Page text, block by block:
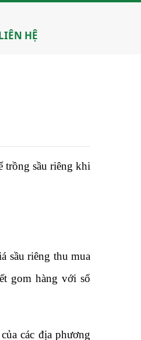
HỆ
trồng sầu riêng khi
sầu riêng thu mua
gom hàng với số
các địa phương